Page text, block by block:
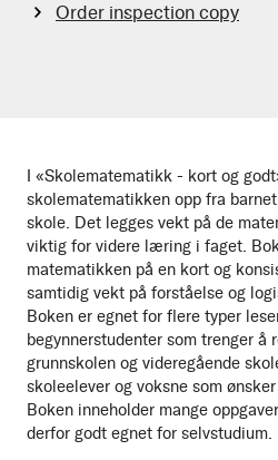
I «Skolematematikk - kort og
skolematematikken opp fra
skole. Det legges vekt på de
viktig for videre læring i faget.
matematikken på en kort og
samtidig vekt på forståelse og
Boken er egnet for flere typer
begynnerstudenter som trenger å
grunnskolen og videregående
skoleelever og voksne som
Boken inneholder mange
derfor godt egnet for selvstudium.
Order inspection copy